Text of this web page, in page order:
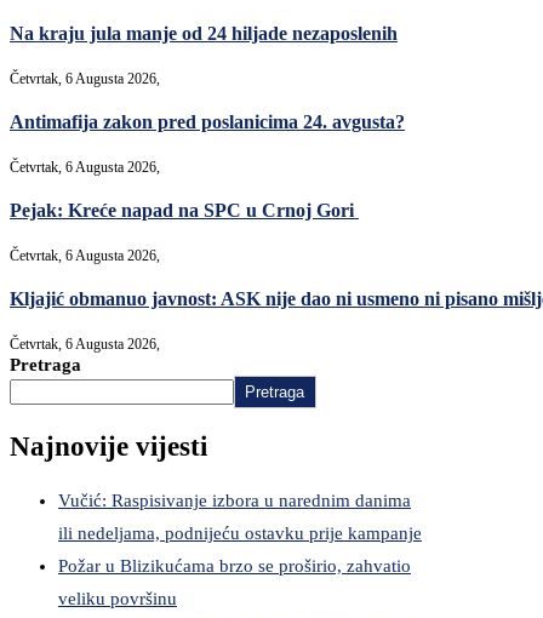
Na kraju jula manje od 24 hiljade nezaposlenih
Četvrtak, 6 Augusta 2026,
Antimafija zakon pred poslanicima 24. avgusta?
Četvrtak, 6 Augusta 2026,
Pejak: Kreće napad na SPC u Crnoj Gori
Četvrtak, 6 Augusta 2026,
Kljajić obmanuo javnost: ASK nije dao ni usmeno ni pisano
Četvrtak, 6 Augusta 2026,
Pretraga
Pretraga
Najnovije vijesti
Vučić: Raspisivanje izbora u narednim danima
ili nedeljama, podnijeću ostavku prije kampanje
Požar u Blizikućama brzo se proširio, zahvatio
veliku površinu